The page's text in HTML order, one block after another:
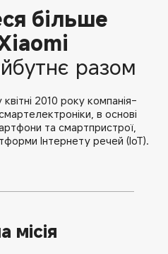
більше
разом
2010 року компанія-
в основі
та смартпристрої,
Інтернету речей (IoT).
місія